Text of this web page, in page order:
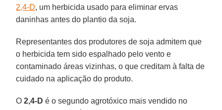
2,4-D, um herbicida usado para eliminar ervas
daninhas antes do plantio da soja.
Representantes dos produtores de soja admitem que
o herbicida tem sido espalhado pelo vento e
contaminado áreas vizinhas, o que creditam à falta de
cuidado na aplicação do produto.
O2,4-D é o segundo agrotóxico mais vendido no